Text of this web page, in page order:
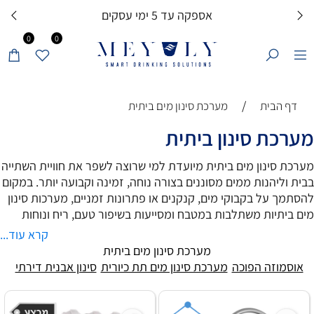
אספקה עד 5 ימי עסקים
0 0
דף הבית / מערכת סינון מים ביתית
מערכת סינון ביתית
מערכת סינון מים ביתית מיועדת למי שרוצה לשפר את חוויית השתייה
בבית וליהנות ממים מסוננים בצורה נוחה, זמינה וקבועה יותר. במקום
להסתמך על בקבוקי מים, קנקנים או פתרונות זמניים, מערכות סינון
מים ביתיות משתלבות במטבח ומסייעות בשיפור טעם, ריח ונוחות
מערכת סינון מים לבית יכולה להתאים למשפחות, דירות, משרדים,
פינות קפה ועסקים שרוצים פתרון מסודר יותר לשתייה, לבישול
ולשימוש יומיומי. יש מערכות קומפקטיות עם כמה שלבי סינון, מערכות
UF, מערכות אוסמוזה הפוכה ופתרונות תת כיוריים עם ברז ייעודי.
קרא עוד...
מערכת סינון מים ביתית
אוסמוזה הפוכה מערכת סינון מים תת כיורית סינון אבנית דירתי